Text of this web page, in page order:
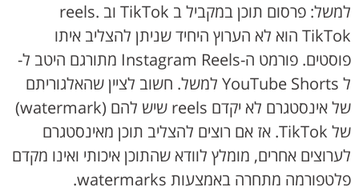
למשל: פרסום תוכן במקביל ב TikTok וב reels.
TikTok הוא לא הערוץ היחיד שניתן להצליב איתו
פוסטים. פורמט ה-Instagram Reels מתורגם היטב ל-
ל YouTube Shorts למשל. חשוב לציין שהאלגוריתם
של אינסטגרם לא יקדם reels שיש להם (watermark)
של TikTok. אז אם רוצים להצליב תוכן מאינסטגרם
לערוצים אחרים, מומלץ לוודא שהתוכן איכותי ואינו מקדם
פלטפורמה מתחרה באמצעות watermarks.